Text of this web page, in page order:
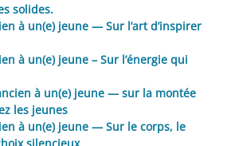
solides.
à un(e) jeune — Sur l’art d’inspirer
à un(e) jeune – Sur l’énergie qui
à un(e) jeune — sur la montée
les jeunes
à un(e) jeune — Sur le corps, le